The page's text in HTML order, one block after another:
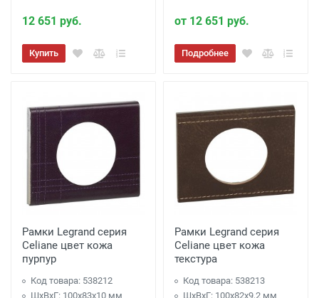
12 651 руб.
Купить
от 12 651 руб.
Подробнее
Рамки Legrand серия
Celiane цвет кожа
пурпур
Код товара: 538212
ШхВхГ: 100x83x10 мм
Рамки Legrand серия
Celiane цвет кожа
текстура
Код товара: 538213
ШхВхГ: 100x82x9,2 мм